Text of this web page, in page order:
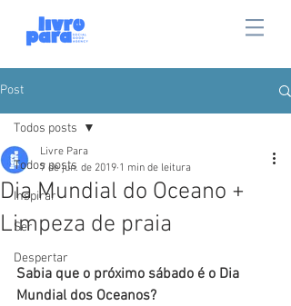
Post
Todos posts
Inspirar
Ser
Despertar
Todos posts
Dia Mundial do Oceano +
Limpeza de praia
Livre Para
7 de jun. de 2019 1 min de leitura
Sabia que o próximo sábado é o Dia
Mundial dos Oceanos?